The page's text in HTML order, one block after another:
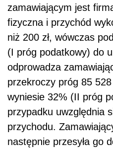
zamawiającym jest
fizyczna i przychód
niż 200 zł, wówczas
(I próg podatkowy) do
odprowadza
przekroczy próg 85
wyniesie 32% (II próg
przypadku uwzględnia
przychodu.
następnie przesyła go